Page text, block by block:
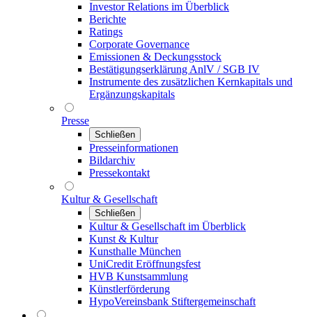
Investor Relations im Überblick
Berichte
Ratings
Corporate Governance
Emissionen & Deckungsstock
Bestätigungserklärung AnlV / SGB IV
Instrumente des zusätzlichen Kernkapitals und
Ergänzungskapitals
Presse
Schließen
Presseinformationen
Bildarchiv
Pressekontakt
Kultur & Gesellschaft
Schließen
Kultur & Gesellschaft im Überblick
Kunst & Kultur
Kunsthalle München
UniCredit Eröffnungsfest
HVB Kunstsammlung
Künstlerförderung
HypoVereinsbank Stiftergemeinschaft